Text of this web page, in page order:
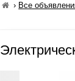
› Все